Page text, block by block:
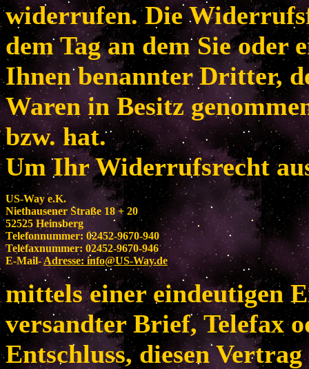
widerrufen. Die
dem Tag an dem Sie oder
Ihnen benannter Dritter,
Waren in Besitz
bzw. hat.
Um Ihr Widerrufsrecht
US-Way e.K.
Niethausener Straße 18 + 20
52525 Heinsberg
Telefonnummer: 02452-9670-940
Telefaxnummer: 02452-9670-946
E-Mail-Adresse:info@US-Way.de
mittels einer eindeutigen
versandter Brief, Telefax
Entschluss, diesen